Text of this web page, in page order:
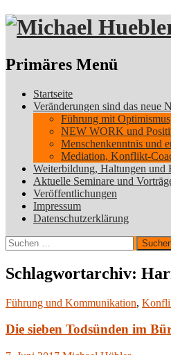
Suchen
Primäres Menü
Zum
Inhalt
Startseite
Veränderungen sind das neue
Führung mit
NEW WORK und
Menschenkenntnis und
Mediation, Konflikt-
Weiterbildung, Haltungen und
Aktuelle Seminare und
Veröffentlichungen
Impressum
Datenschutzerklärung
Suchen
nach:
Schlagwortarchiv:
Führung und Kommunikation,
Die sieben Todsünden im